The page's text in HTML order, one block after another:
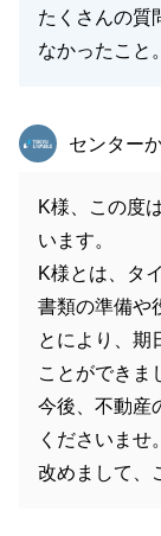
たくさんの質
なかったこと。
東急リバブ
センター
K様、この度
います。
K様とは、タ
書類の準備や
とにより、期
ことができま
今後、不動産
くださいませ。
改めまして、